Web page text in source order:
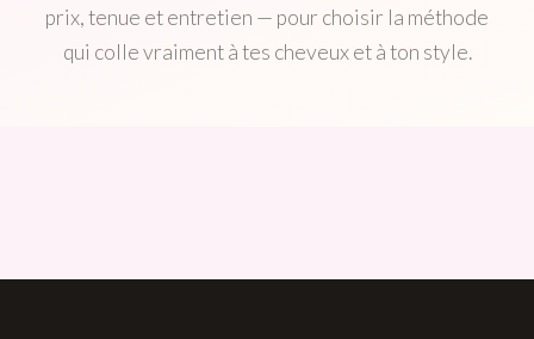
prix, tenue et entretien — pour choisir la méthode
qui colle vraiment à tes cheveux et à ton style.